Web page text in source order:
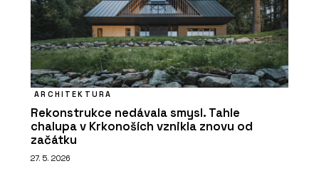
ARCHITEKTURA
Rekonstrukce nedávala smysl. Tahle
chalupa v Krkonoších vznikla znovu od
začátku
27. 5. 2026